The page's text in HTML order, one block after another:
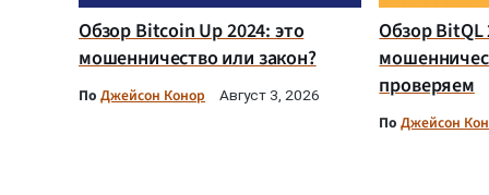
Обзор Bitcoin Up 2024: это
мошенничество или закон?
По Джейсон Конор Август 3, 2026
Обзор BitQL
проверяем
ПоДжейсон